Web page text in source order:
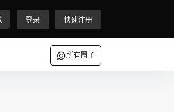
登录 快速注册
所有圈子